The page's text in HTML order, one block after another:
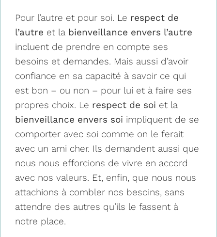
Pour l’autre et pour soi. Le respect de
l’autre et la bienveillance envers l’autre
incluent de prendre en compte ses
besoins et demandes. Mais aussi d’avoir
confiance en sa capacité à savoir ce qui
est bon – ou non – pour lui et à faire ses
propres choix. Le respect de soi et la
bienveillance envers soi impliquent de se
comporter avec soi comme on le ferait
avec un ami cher. Ils demandent aussi que
nous nous efforcions de vivre en accord
avec nos valeurs. Et, enfin, que nous nous
attachions à combler nos besoins, sans
attendre des autres qu’ils le fassent à
notre place.